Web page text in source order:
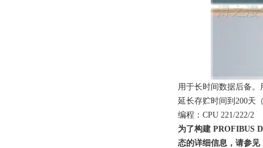
用于长时间数据后备
延长存贮时间到200天
编程：CPU 221/222/2
为了构建 PROFIBUS
态的详细信息，请参